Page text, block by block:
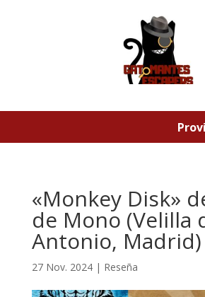
«Monkey Disk»
de Mono (Velilla
Antonio, Madrid)
27 Nov. 2024| Reseña